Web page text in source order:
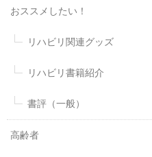
おススメしたい！
リハビリ関連グッズ
リハビリ書籍紹介
書評（一般）
高齢者